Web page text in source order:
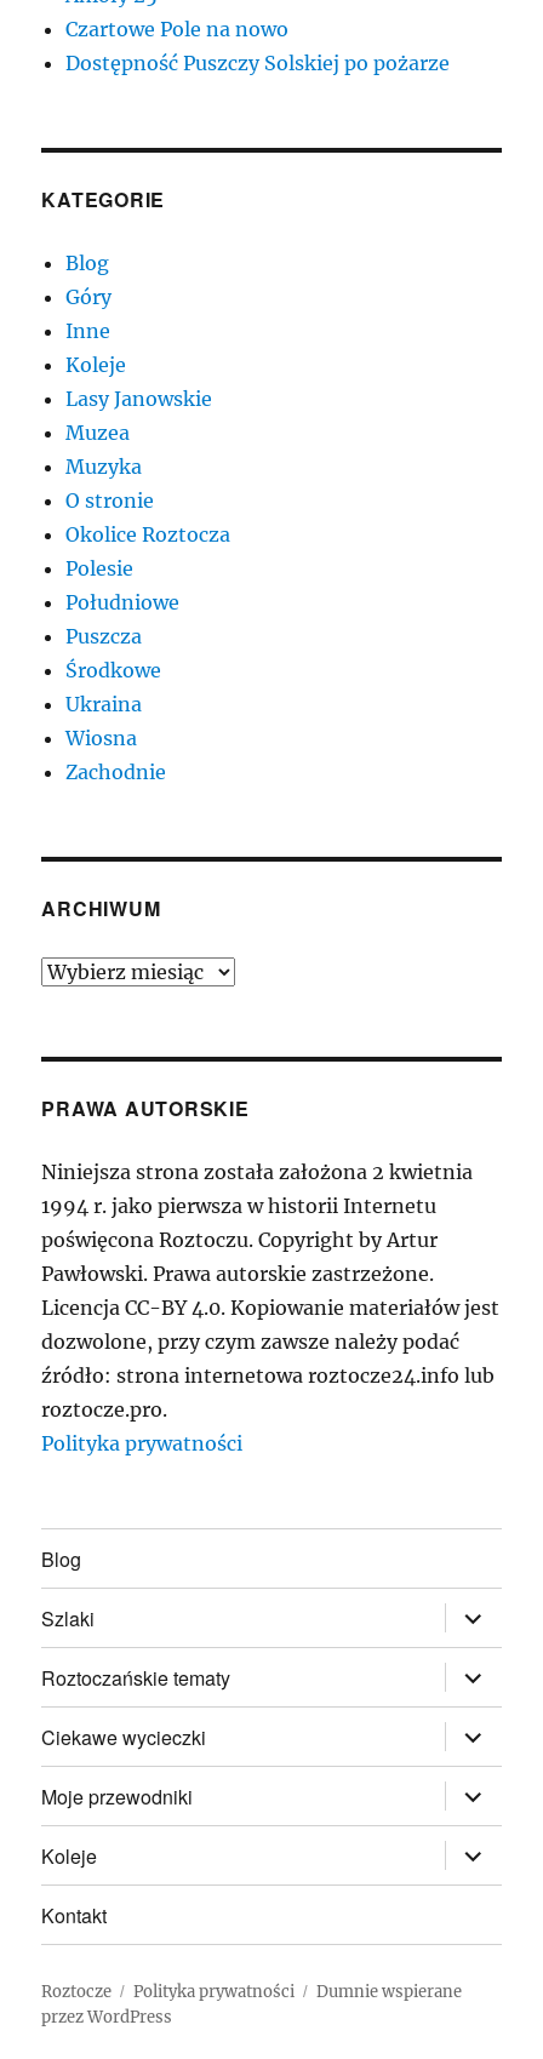
Czartowe Pole na nowo
Dostępność Puszczy Solskiej po pożarze
KATEGORIE
Blog
Góry
Inne
Koleje
Lasy Janowskie
Muzea
Muzyka
O stronie
Okolice Roztocza
Polesie
Południowe
Puszcza
Środkowe
Ukraina
Wiosna
Zachodnie
ARCHIWUM
Archiwum
PRAWA AUTORSKIE
Niniejsza strona została założona 2 kwietnia
1994 r. jako pierwsza w historii Internetu
poświęcona Roztoczu. Copyright by Artur
Pawłowski. Prawa autorskie zastrzeżone.
Licencja CC-BY 4.0. Kopiowanie materiałów jest
dozwolone, przy czym zawsze należy podać
źródło: strona internetowa roztocze24.info lub
roztocze.pro.
Polityka prywatności
Blog
Szlaki rozwiń
menu
potomne
Roztoczańskie tematy
rozwiń
menu
potomne
Ciekawe wycieczki
rozwiń
menu
potomne
Moje przewodniki
rozwiń
menu
potomne
Koleje
rozwiń
menu
potomne
Kontakt
Roztocze Polityka prywatności
Dumnie wspierane
przez WordPress